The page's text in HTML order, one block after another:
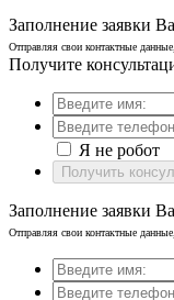
Заполнение заявки
Отправляя свои контактные
Получите
Я не робот
Получить
Заполнение заявки
Отправляя свои контактные